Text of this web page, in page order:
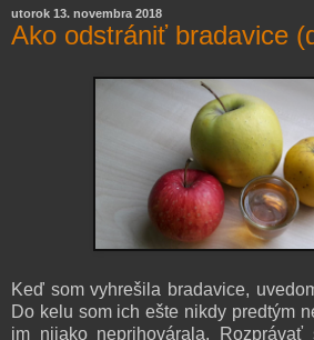
utorok 13. novembra 2018
Ako odstrániť bradavice
Keď som vyhrešila bradavice,
Do kelu som ich ešte nikdy predtým
im nijako neprihovárala.